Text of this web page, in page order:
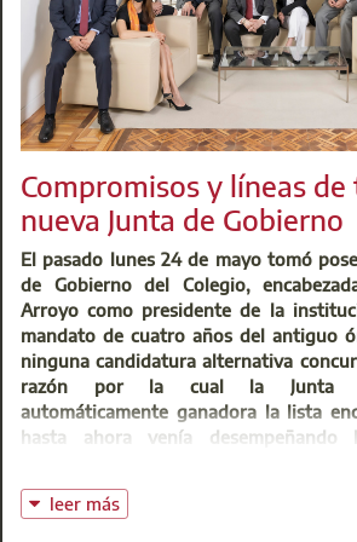
ha propuesto el contenido de
objetivo principal de contribuir a
árbitros de consumo .
Dos jornadas básicas para los
próxima incorporación a la Junta
Consumo de la Comunidad de Madrid,
vocales de los colegios arbitrales y
formación continua de para todos los
La libre disposición de las partes en
consumo- 15 de Junio a las 11h00
Recursos contra los Laudos
11h00
Mas información
Compromisos y líneas
nueva Junta de Gobierno
El pasado lunes 24 de mayo tomó
de Gobierno del Colegio,
Arroyo como presidente de la
mandato de cuatro años del antiguo
ninguna candidatura alternativa
razón por la cual la Junta
automáticamente ganadora la lista
hasta ahora venía desempeñando
En primer lugar, la nueva directiva
agradecer la confianza depositada
leer más